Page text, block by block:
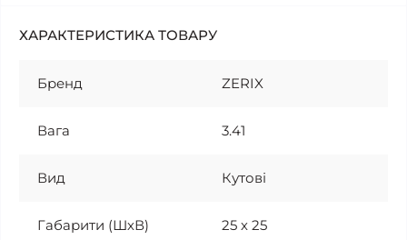
ХАРАКТЕРИСТИКА ТОВАРУ
Бренд ZERIX
Вага 3.41
Вид Кутові
Габарити (ШхВ) 25 х 25